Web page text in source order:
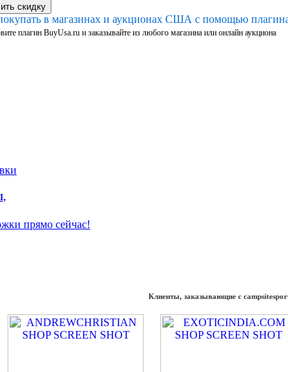
скидку
в магазинах и аукционах США с помощью плагина
плагин BuyUsa.ru и заказывайте из любого магазина или онлайн аукциона
прямо сейчас!
Клиенты, заказывающие с